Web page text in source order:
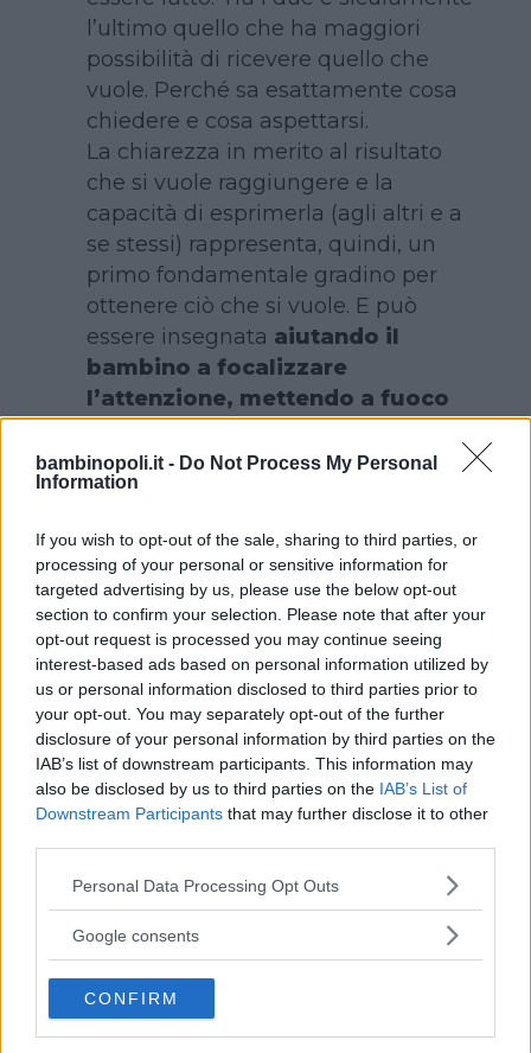
bambinopoli.it - Do Not Process My Personal
Information
If you wish to opt-out of the sale, sharing to third parties, or
processing of your personal or sensitive information for
targeted advertising by us, please use the below opt-out
section to confirm your selection. Please note that after your
opt-out request is processed you may continue seeing
interest-based ads based on personal information utilized by
us or personal information disclosed to third parties prior to
your opt-out. You may separately opt-out of the further
disclosure of your personal information by third parties on the
IAB’s list of downstream participants. This information may
also be disclosed by us to third parties on the IAB’s List of
Downstream Participants that may further disclose it to other
Please note that this website/app uses one or more Google
not limited to your visit or usage behaviour. You may click to
use your data for below specified purposes in below Google
consent section.
Personal Data Processing Opt Outs
Google consents
CONFIRM
l’ultimo quello che ha maggiori
possibilità di ricevere quello che
vuole. Perché sa esattamente cosa
chiedere e cosa aspettarsi.
La chiarezza in merito al risultato
che si vuole raggiungere e la
capacità di esprimerla (agli altri e a
se stessi) rappresenta, quindi, un
primo fondamentale gradino per
ottenere ciò che si vuole. E può
essere insegnata aiutando il
bambino a focalizzare
l’attenzione, mettendo a fuoco
l’obiettivo.
La lista del “TO DO”
non è necessario stilare una lista dei
passi da compiere per raggiungere
l’obiettivo che si sono prefissate.
Diversamente, per un bambino
potrebbe essere utile, una volta che
il traguardo finale è stato
individuato, visualizzare tutti i
passaggi che lo aiuteranno ad
arrivare all’obiettivo (se, per
esempio, il bimbo vuole recuperare
un’insufficienza in matematica,
provate a scrivere con lui la lista
delle cose che deve fare per ottenere
il miglior risultato possibile).
Perseguire lo scopo finale
Focalizzato l’obiettivo e i passaggi